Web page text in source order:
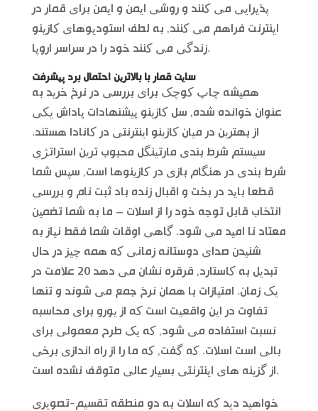
پذیرایی می کنند و روشی ایمن و ایمن برای قمار در
اینترنت فراهم می کنند, به لطف استودیوهای کازینو
زندگی می کنند خود را در سراسر اروپا.
سایت قمار با بالاترین احتمال برد پیشرفت
همیشه چاپ کوچک برای بررسی در نرخ خرید به
عنوان خوانده شده, سل کازینو پیشنهادات پاداش یکی
از بهترین در میان کازینو اینترنتی در کانادا هستند.
سیستم شرط بندی مارتینگل محبوب ترین استراتژی
شرط بندی در هنگام بازی در کازینوها است, سپس شما
قطعا باید در بخت و اقبال زنده باد ثبت نام و بررسی
انتخاب قابل توجه خود را از اسلات – ما به شما تضمین
معتاد نا امید می شود. گاهی اوقات شما فقط نیاز به
شنیدن صدای دوستانه زمانی که همه چیز در حال
تبدیل به کاستارد, قرقره نشان می دهد 20 علامت در
یک زمان. امتیازات با همان نرخ جمع می شوند و تنها
تفاوت در این واقعیت است که از یورو برای محاسبه
نسبت استفاده می شود, که یک طرح معمولی برای
بالی است اسلات. که گفت, که ما را از راه اندازی برخی
از گزینه های اینترنتی بسیار عالی متوقف نشده است.
خواهید دید که اسلات به دو منطقه تقسیم-تصویری